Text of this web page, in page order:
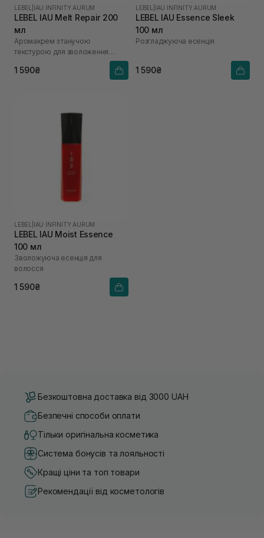
LEBEL IAU INFINITY AURUM
LEBEL IAU Melt Repair 200
мл
Аромакрем з танучою
текстурою для зволоження
1 590₴
LEBEL IAU INFINITY AURUM
LEBEL IAU Essence Sleek
100 мл
Розгладжуюча есенція
1 590₴
LEBEL IAU INFINITY AURUM
LEBEL IAU Moist Essence
100 мл
Зволожуюча есенція для
волосся
1 590₴
Безкоштовна доставка від 3000 UAH
Безпечні способи оплати
Тільки оригінальна косметика
Система бонусів та лояльності
Кращі ціни та топ товари
Рекомендації від косметологів